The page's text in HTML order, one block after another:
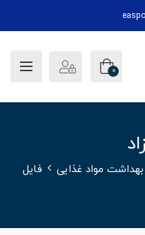
0
بهداشت مواد غذایی
فایل